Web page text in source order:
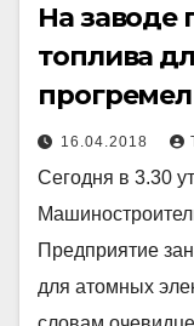
На заводе
топлива
16.04.2018
Сегодня в 3.30
Предприятие
для атомных